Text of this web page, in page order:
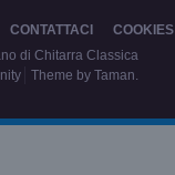
CONTATTACI
COOKIES
di Chitarra Classica
Theme by Taman.